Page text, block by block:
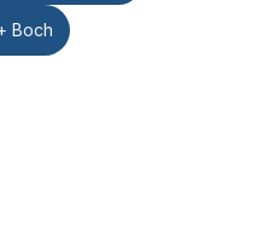
Boch